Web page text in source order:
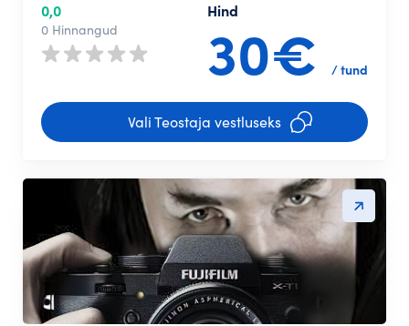
Vali Teostaja vestluseks
Hind
30€ / tund
0,0
0 Hinnangud